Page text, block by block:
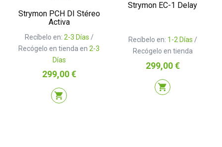
Strymon PCH DI Stéreo
Activa
Recíbelo en: 2-3 Días /
Recógelo en tienda en 2-3
Días
Precio
299,00 €
shopping_cart
Strymon EC-1 Delay
Recíbelo en: 1-2 Días /
Recógelo en tienda
Precio
299,00 €
shopping_cart